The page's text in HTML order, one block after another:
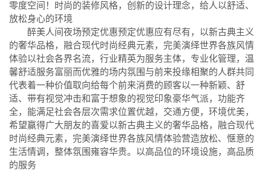
零度空间！时尚的装修风格，创新的设计理念，给人以舒适、
放松身心的环境
醉美人间夜场预定优惠预定优惠应有尽有，以新古典主义
的奢华品格，融合现代时尚经典元素，完美演绎世界各族风情
体验以社会各界名流，行业精英为服务主体，专业化管理，温
馨舒适服务富丽而优雅的场内氛围与前来投缘相聚的人群共同
代表着一种价值取向给每个前来消费的顾客以一种新颖、舒
适、带有视觉冲击和富于想象的视觉印象豪华气派，功能齐
全，能满足社会各层次需求位置优越，交通方便，环境优美，
希望赢得广大朋友的喜爱以新古典主义的奢华品格，融合现代
时尚经典元素，完美演绎世界各族风情体验营造放松、惬意的
生活情调，整体氛围雍容华贵。以高品位的环境设施，高品质
的服务